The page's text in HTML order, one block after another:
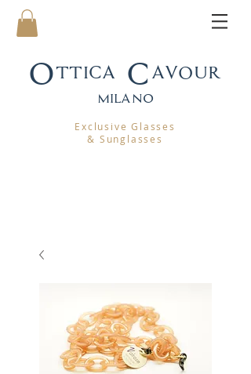
Ottica Cavour
milano
Exclusive Glasses
& Sunglasses